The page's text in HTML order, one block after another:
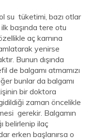
su tüketimi, bazı otlar
başında tere otu
aç karnına
yenirse
Bunun dışında
de balgamı atmamızı
bunlar da balgamı
bir doktora
zaman öncelikle
gerekir. Balgamın
belirlenip ilaç
erken başlanırsa o